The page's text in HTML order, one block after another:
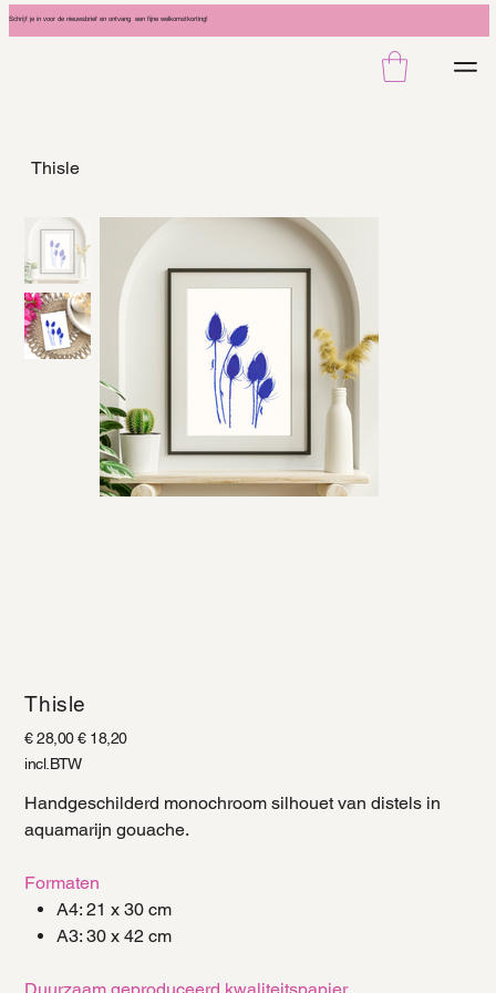
Schrijf je in voor de nieuwsbrief en ontvang een fijne welkomstkorting!
Thisle
Thisle
Originele
prijs
€ 28,00 Verkoopprijs
€ 18,20
incl.BTW
Handgeschilderd monochroom silhouet van distels in
aquamarijn gouache.
Formaten
A4: 21 x 30 cm
A3: 30 x 42 cm